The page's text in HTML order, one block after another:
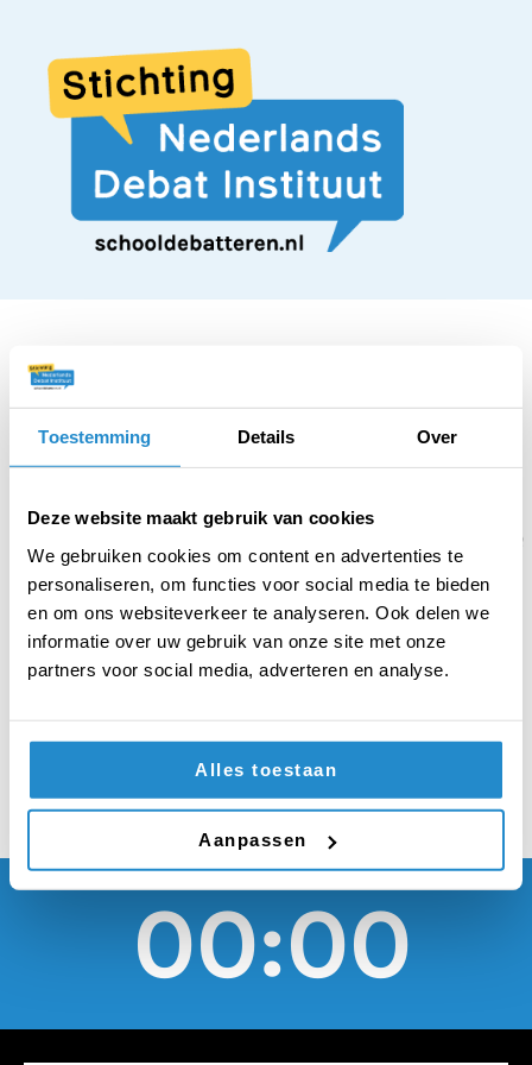
Toestemming Details Over
Deze website maakt gebruik van cookies
We gebruiken cookies om content en advertenties te
personaliseren, om functies voor social media te bieden
en om ons websiteverkeer te analyseren. Ook delen we
informatie over uw gebruik van onze site met onze
partners voor social media, adverteren en analyse.
Alles toestaan
Aanpassen
STELLING
De overheid moeten
mensen die medische
hulp afzweren
verbieden om
kinderen te krijgen
00:00